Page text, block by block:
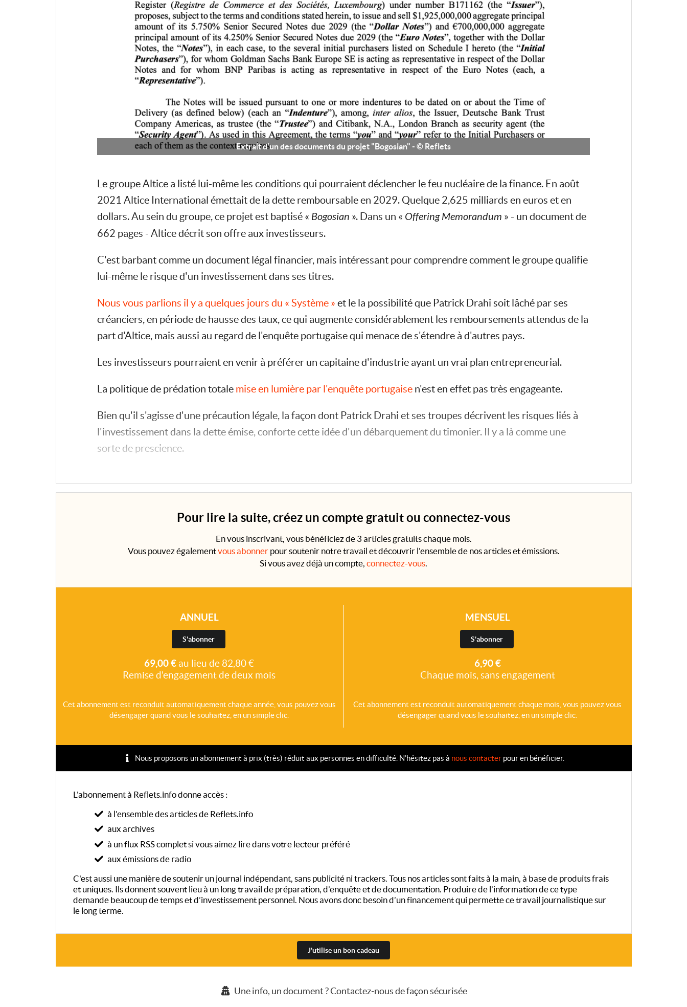
Extrait d'un des documents du projet "Bogosian" - © Reflets
Le groupe Altice a listé lui-même les conditions qui pourraient déclencher le feu nucléaire de la finance. En août
2021 Altice International émettait de la dette remboursable en 2029. Quelque 2,625 milliards en euros et en
dollars. Au sein du groupe, ce projet est baptisé « Bogosian ». Dans un « Offering Memorandum » - un document de
662 pages - Altice décrit son offre aux investisseurs.
C'est barbant comme un document légal financier, mais intéressant pour comprendre comment le groupe qualifie
lui-même le risque d'un investissement dans ses titres.
Nous vous parlions il y a quelques jours du « Système » et le la possibilité que Patrick Drahi soit lâché par ses
créanciers, en période de hausse des taux, ce qui augmente considérablement les remboursements attendus de la
part d'Altice, mais aussi au regard de l'enquête portugaise qui menace de s'étendre à d'autres pays.
Les investisseurs pourraient en venir à préférer un capitaine d'industrie ayant un vrai plan entrepreneurial.
La politique de prédation totale mise en lumière par l'enquête portugaisen'est en effet pas très engageante.
Bien qu'il s'agisse d'une précaution légale, la façon dont Patrick Drahi et ses troupes décrivent les risques liés à
l'investissement dans la dette émise, conforte cette idée d'un débarquement du timonier. Il y a là comme une
sorte de prescience.
Pour lire la suite, créez un compte gratuit ou connectez-vous
En vous inscrivant, vous bénéficiez de 3 articles gratuits chaque mois.
Vous pouvez égalementvous abonnerpour soutenir notre travail et découvrir l'ensemble de nos articles et émissions.
Si vous avez déjà un compte, connectez-vous.
ANNUEL
S'abonner
69,00 € au lieu de 82,80 €
Remise d'engagement de deux mois
Cet abonnement est reconduit automatiquement chaque année, vous pouvez vous
désengager quand vous le souhaitez, en un simple clic.
MENSUEL
S'abonner
6,90 €
Chaque mois, sans engagement
Cet abonnement est reconduit automatiquement chaque mois, vous pouvez vous
désengager quand vous le souhaitez, en un simple clic.
Nous proposons un abonnement à prix (très) réduit aux personnes en difficulté. N'hésitez pas à nous contacter pour en bénéficier.
L'abonnement à Reflets.info donne accès :
à l'ensemble des articles de Reflets.info
aux archives
à un flux RSS complet si vous aimez lire dans votre lecteur préféré
aux émissions de radio
C'est aussi une manière de soutenir un journal indépendant, sans publicité ni trackers. Tous nos articles sont faits à la main, à base de produits frais
et uniques. Ils donnent souvent lieu à un long travail de préparation, d’enquête et de documentation. Produire de l’information de ce type
demande beaucoup de temps et d’investissement personnel. Nous avons donc besoin d’un financement qui permette ce travail journalistique sur
le long terme.
J'utilise un bon cadeau
Une info, un document ? Contactez-nous de façon sécurisée